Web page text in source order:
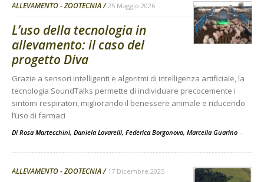
ALLEVAMENTO - ZOOTECNIA 25 Maggio 2026
L’uso della tecnologia in
allevamento: il caso del
progetto Diva
Grazie a sensori intelligenti e algoritmi di intelligenza artificiale, la
tecnologia SoundTalks permette di individuare precocemente i
sintomi respiratori, migliorando il benessere animale e riducendo
l’uso di farmaci
Di Rosa Martecchini, Daniela Lovarelli, Federica Borgonovo, Marcella Guarino -
ALLEVAMENTO - ZOOTECNIA 17 Dicembre 2025